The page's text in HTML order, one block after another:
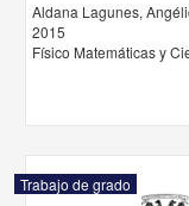
Aldana Lagunes,
2015
Físico Matemáticas y
Trabajo de grado